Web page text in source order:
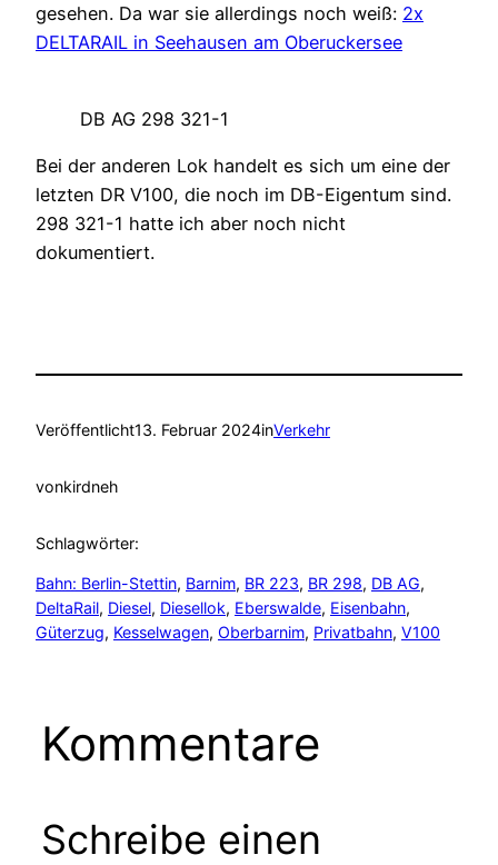
gesehen. Da war sie allerdings noch weiß: 2x
DELTARAIL in Seehausen am Oberuckersee
DB AG 298 321-1
Bei der anderen Lok handelt es sich um eine der
letzten DR V100, die noch im DB-Eigentum sind.
298 321-1 hatte ich aber noch nicht
dokumentiert.
Veröffentlicht13. Februar 2024inVerkehr
vonkirdneh
Schlagwörter:
Bahn: Berlin-Stettin, Barnim, BR 223, BR 298, DB AG
DeltaRail, Diesel, Diesellok, Eberswalde, Eisenbahn
Güterzug, Kesselwagen, Oberbarnim, Privatbahn, V100
Kommentare
Schreibe einen